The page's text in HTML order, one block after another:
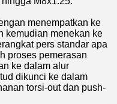
menempatkan ke
kemudian menekan ke
pers standar apa
proses pemerasan
ke dalam alur
dikunci ke dalam
torsi-out dan push-